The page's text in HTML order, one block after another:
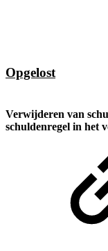
Opgelost
Verwijderen van
schuldenregel in het